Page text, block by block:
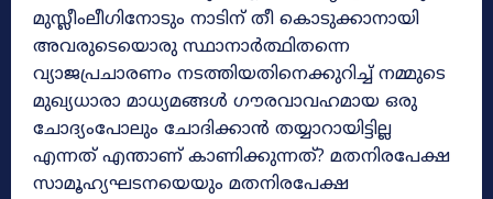
മുസ്ലീംലീഗിനോടും നാടിന് തീ കൊടുക്കാനായി
അവരുടെയൊരു സ്ഥാനാർത്ഥിതന്നെ
വ്യാജപ്രചാരണം നടത്തിയതിനെക്കുറിച്ച് നമ്മുടെ
മുഖ്യധാരാ മാധ്യമങ്ങൾ ഗൗരവാവഹമായ ഒരു
ചോദ്യംപോലും ചോദിക്കാൻ തയ്യാറായിട്ടില്ല
എന്നത് എന്താണ് കാണിക്കുന്നത്? മതനിരപേക്ഷ
സാമൂഹ്യഘടനയെയും മതനിരപേക്ഷ